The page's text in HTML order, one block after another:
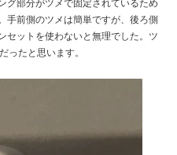
グ部分がツメで固定されているため
手前側のツメは簡単ですが、後ろ側
セットを使わないと無理でした。ツ
ったと思います。